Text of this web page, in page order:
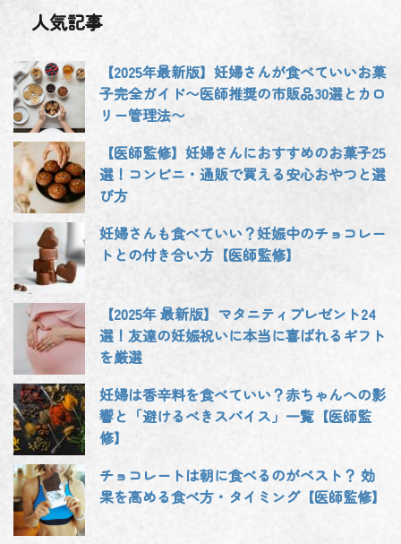
人気記事
【2025年最新版】妊婦さんが食べていいお菓
子完全ガイド〜医師推奨の市販品30選とカロ
リー管理法〜
【医師監修】妊婦さんにおすすめのお菓子25
選！コンビニ・通販で買える安心おやつと選
び方
妊婦さんも食べていい？妊娠中のチョコレー
トとの付き合い方【医師監修】
【2025年 最新版】マタニティプレゼント24
選！友達の妊娠祝いに本当に喜ばれるギフト
を厳選
妊婦は香辛料を食べていい？赤ちゃんへの影
響と「避けるべきスパイス」一覧【医師監
修】
チョコレートは朝に食べるのがベスト？ 効
果を高める食べ方・タイミング【医師監修】